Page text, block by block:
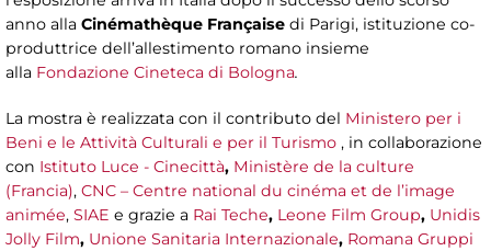
anno alla Cinémathèque Française di Parigi, istituzione co-
produttrice dell’allestimento romano insieme
alla Fondazione Cineteca di Bologna.
La mostra è realizzata con il contributo del Ministero per i
Beni e le Attività Culturali e per il Turismo , in collaborazione
con Istituto Luce - Cinecittà, Ministère de la culture
(Francia), CNC – Centre national du cinéma et de l’image
animée, SIAE e grazie a Rai Teche, Leone Film Group, Unidis
Jolly Film, Unione Sanitaria Internazionale, Romana Gruppi